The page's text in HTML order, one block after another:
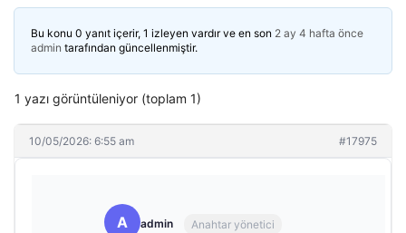
Bu konu 0 yanıt içerir, 1 izleyen vardır ve en son 2 ay 4 hafta önce
admin tarafından güncellenmiştir.
1 yazı görüntüleniyor (toplam 1)
10/05/2026: 6:55 am #17975
A admin Anahtar yönetici